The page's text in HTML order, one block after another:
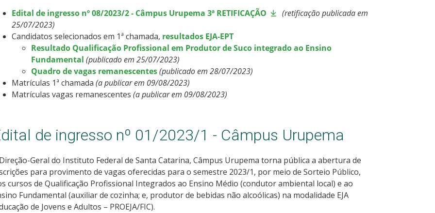
Edital de ingresso nº 08/2023/2 - Câmpus Urupema 3ª RETIFICAÇÃO
(retificação publicada em
25/07/2023)
Candidatos selecionados em 1ª chamada, resultados EJA-EPT
Resultado Qualificação Profissional em Produtor de Suco integrado ao Ensino
Fundamental (publicado em 25/07/2023)
Quadro de vagas remanescentes(publicado em 28/07/2023)
Matrículas 1ª chamada (a publicar em 09/08/2023)
Matrículas vagas remanescentes (a publicar em 09/08/2023)
de ingresso nº 01/2023/1 - Câmpus Urupema
Geral do Instituto Federal de Santa Catarina, Câmpus Urupema torna pública a abertura de
para provimento de vagas oferecidas para o semestre 2023/1, por meio de Sorteio Público,
cursos de Qualificação Profissional Integrados ao Ensino Médio (condutor ambiental local) e ao
Fundamental (auxiliar de cozinha; e, produtor de bebidas não alcoólicas) na modalidade EJA
de Jovens e Adultos – PROEJA/FIC).